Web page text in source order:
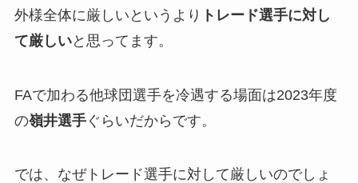
外様全体に厳しいというより トレード選手に対し
て厳しいと思ってます。
FAで加わる他球団選手を冷遇する場面は2023年度
の嶺井選手ぐらいだからです。
では、なぜトレード選手に対して厳しいのでしょ